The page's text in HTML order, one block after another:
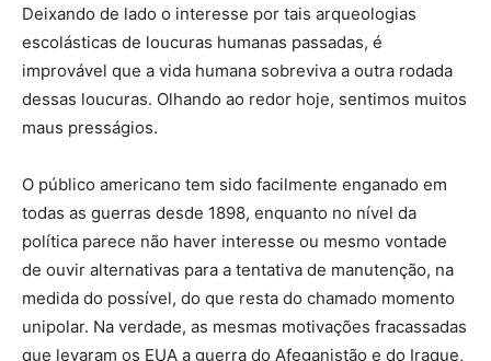
Deixando de lado o interesse por tais arqueologias
escolásticas de loucuras humanas passadas, é
improvável que a vida humana sobreviva a outra rodada
dessas loucuras. Olhando ao redor hoje, sentimos muitos
maus presságios.
O público americano tem sido facilmente enganado em
todas as guerras desde 1898, enquanto no nível da
política parece não haver interesse ou mesmo vontade
de ouvir alternativas para a tentativa de manutenção, na
medida do possível, do que resta do chamado momento
unipolar. Na verdade, as mesmas motivações fracassadas
que levaram os EUA a guerra do Afeganistão e do Iraque,